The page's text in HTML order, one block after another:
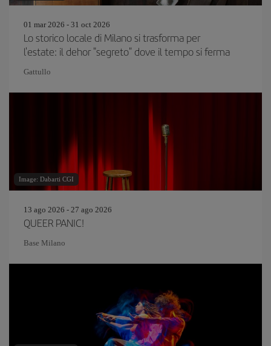
01 mar 2026 - 31 oct 2026
Lo storico locale di Milano si trasforma per
l'estate: il dehor "segreto" dove il tempo si ferma
Gattullo
Image: Dabarti CGI
13 ago 2026 - 27 ago 2026
QUEER PANIC!
Base Milano